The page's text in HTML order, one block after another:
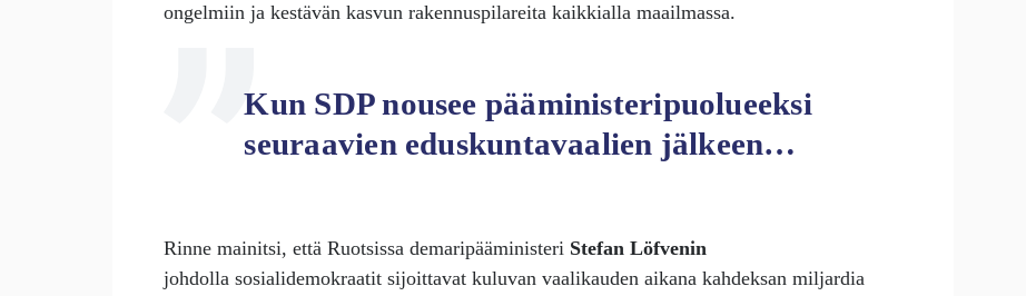
ongelmiin ja kestävän kasvun rakennuspilareita kaikkialla maailmassa.
Kun SDP nousee pääministeripuolueeksi
seuraavien eduskuntavaalien jälkeen…
Rinne mainitsi, että Ruotsissa demaripääministeri Stefan Löfvenin
johdolla sosialidemokraatit sijoittavat kuluvan vaalikauden aikana kahdeksan miljardia